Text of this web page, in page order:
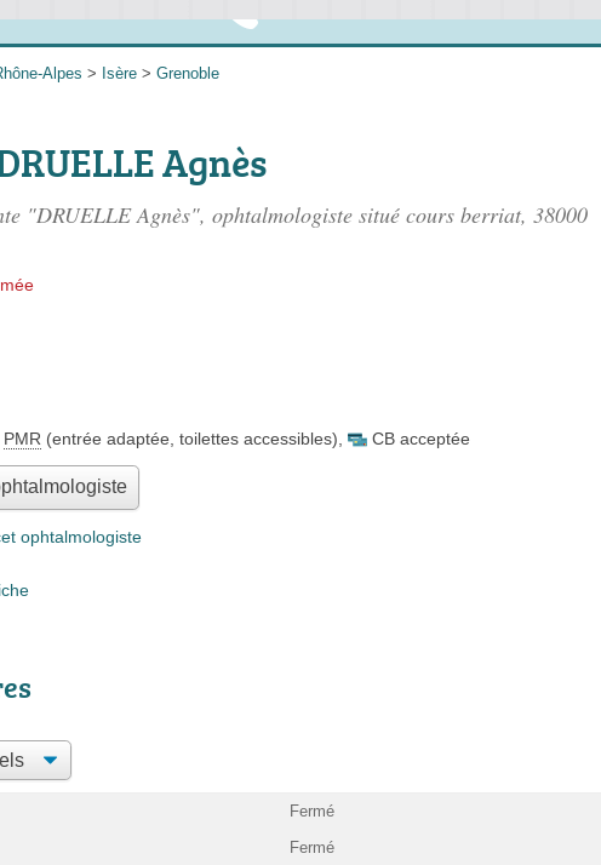
Alpes > Isère > Grenoble
Agnès
"DRUELLE Agnès", ophtalmologiste situé cours berriat, 38000
PMR (entrée adaptée, toilettes accessibles) CB acceptée
ophtalmologiste
Fermé
Fermé